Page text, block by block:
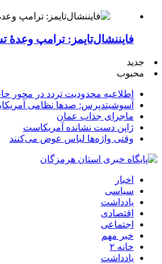
فایننشال‌تایمز: ترامپ وعدۀ
جدید
محبوب
اطلاعیه محدودیت تردد در محور
آسوشیتدپرس: صدها نظامی
ماجرای جذاب عمان
ژاپن دست نشانده آمریکاست
وقتی واژه‌ها لباس عوض می‌کنند
اخبار
سیاسی
یادداشت
اقتصادی
اجتماعی
خبر مهم
خانه ۲
یادداشت